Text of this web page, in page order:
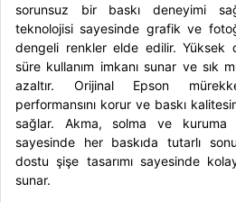
sorunsuz bir baskı deneyimi
teknolojisi sayesinde grafik ve
dengeli renkler elde edilir. Yüksek
süre kullanım imkanı sunar ve sık
azaltır. Orijinal Epson
performansını korur ve baskı
sağlar. Akma, solma ve kuruma
sayesinde her baskıda tutarlı
dostu şişe tasarımı sayesinde
sunar.